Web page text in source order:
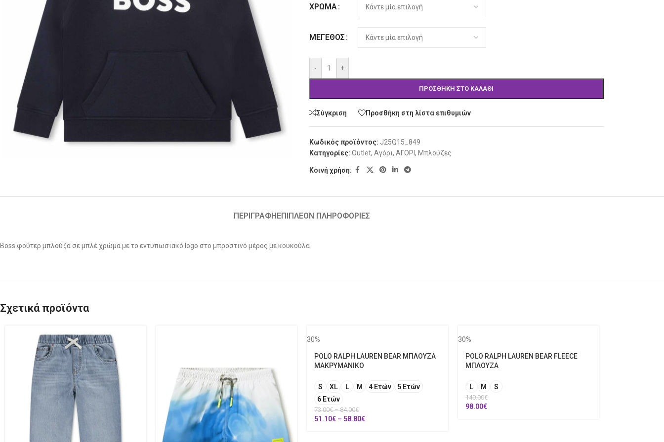
ΧΡΏΜΑ
ΜΈΓΕΘΟΣ
- +
ΠΡΟΣΘΉΚΗ ΣΤΟ ΚΑΛΆΘΙ
Σύγκριση Προσθήκη στη λίστα επιθυμιών
Κωδικός προϊόντος: J25Q15_849
Κατηγορίες: Outlet, Αγόρι, ΑΓΟΡΙ , Μπλούζες
Κοινή χρήση:
ΠΕΡΙΓΡΑΦΉΕΠΙΠΛΈΟΝ ΠΛΗΡΟΦΟΡΊΕΣ
Boss φούτερ μπλούζα σε μπλέ χρώμα με το εντυπωσιακό logo στο μπροστινό μέρος με κουκούλα
Σχετικά προϊόντα
30%
POLO RALPH LAUREN BEAR ΜΠΛΟΥΖΑ
ΜΑΚΡΥΜΑΝΙΚΟ
S XL L M 4 Ετών
5 Ετών
6 Ετών
73.00€ – 84.00€
51.10€ – 58.80€
30%
POLO RALPH LAUREN BEAR FLEECE
ΜΠΛΟΥΖΑ
L M S
140.00€
98.00€